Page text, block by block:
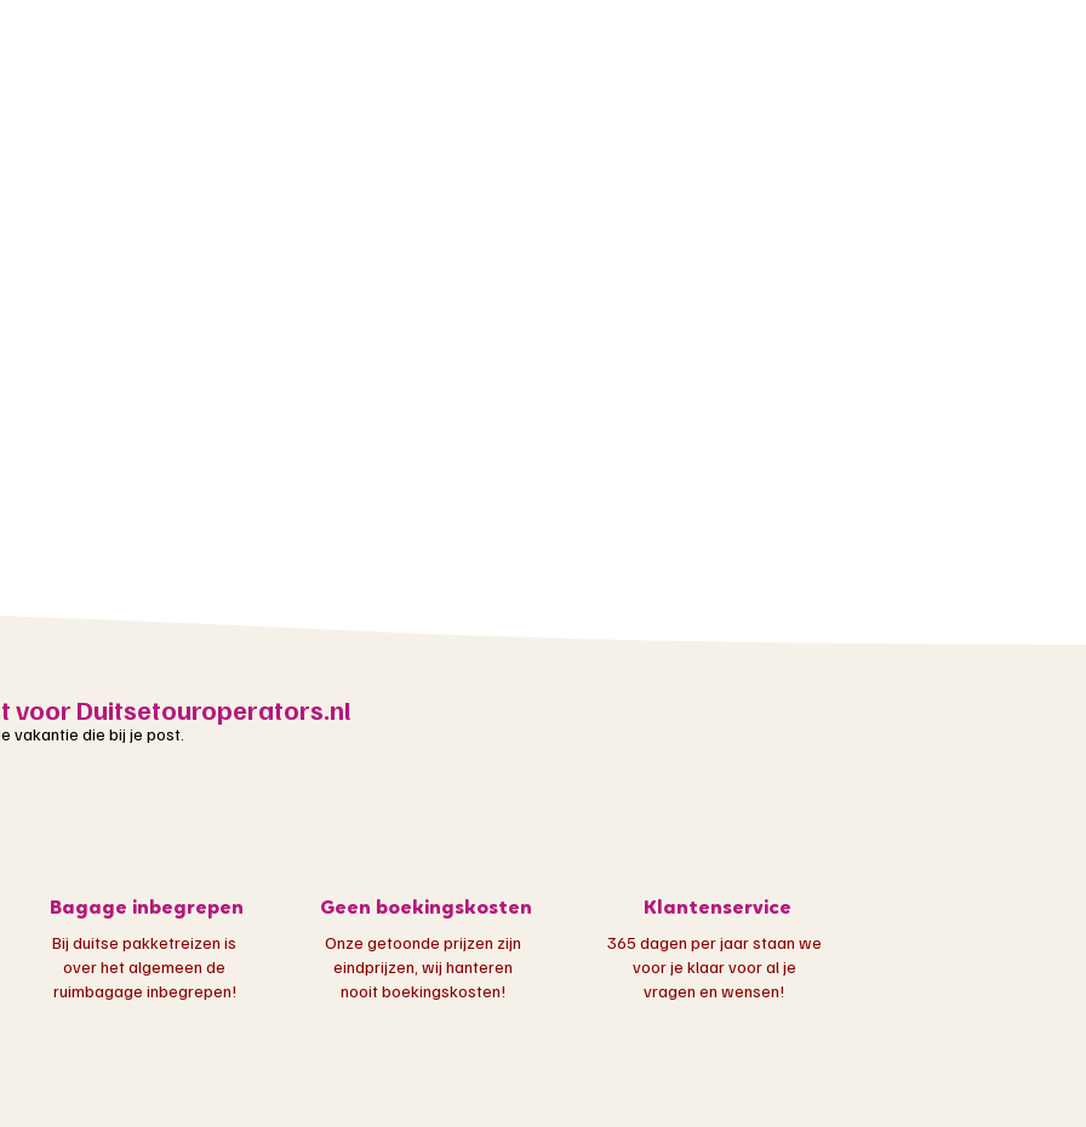
voor Duitsetouroperators.nl
vakantie die bij je post.
Bagage inbegrepen
Bij duitse pakketreizen is
over het algemeen de
ruimbagage inbegrepen!​
Geen boekingskosten
Onze getoonde prijzen zijn
eindprijzen, wij hanteren
nooit boekingskosten!
Klantenservice
365 dagen per jaar staan we
voor je klaar voor al je
vragen en wensen!